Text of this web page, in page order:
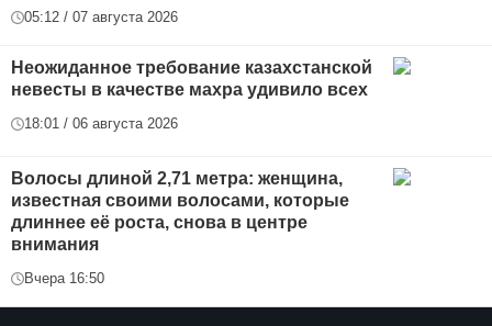
05:12 / 07 августа 2026
Неожиданное требование казахстанской
невесты в качестве махра удивило всех
18:01 / 06 августа 2026
Волосы длиной 2,71 метра: женщина,
известная своими волосами, которые
длиннее её роста, снова в центре
внимания
Вчера 16:50